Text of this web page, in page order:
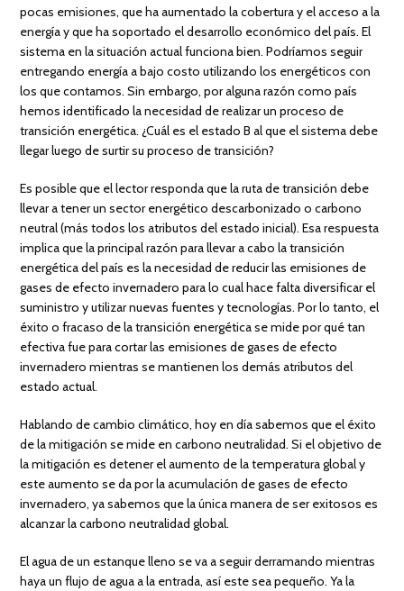
pocas emisiones, que ha aumentado la cobertura y el acceso a la
energía y que ha soportado el desarrollo económico del país. El
sistema en la situación actual funciona bien. Podríamos seguir
entregando energía a bajo costo utilizando los energéticos con
los que contamos. Sin embargo, por alguna razón como país
hemos identificado la necesidad de realizar un proceso de
transición energética. ¿Cuál es el estado B al que el sistema debe
llegar luego de surtir su proceso de transición?
Es posible que el lector responda que la ruta de transición debe
llevar a tener un sector energético descarbonizado o carbono
neutral (más todos los atributos del estado inicial). Esa respuesta
implica que la principal razón para llevar a cabo la transición
energética del país es la necesidad de reducir las emisiones de
gases de efecto invernadero para lo cual hace falta diversificar el
suministro y utilizar nuevas fuentes y tecnologías. Por lo tanto, el
éxito o fracaso de la transición energética se mide por qué tan
efectiva fue para cortar las emisiones de gases de efecto
invernadero mientras se mantienen los demás atributos del
estado actual.
Hablando de cambio climático, hoy en día sabemos que el éxito
de la mitigación se mide en carbono neutralidad. Si el objetivo de
la mitigación es detener el aumento de la temperatura global y
este aumento se da por la acumulación de gases de efecto
invernadero, ya sabemos que la única manera de ser exitosos es
alcanzar la carbono neutralidad global.
El agua de un estanque lleno se va a seguir derramando mientras
haya un flujo de agua a la entrada, así este sea pequeño. Ya la